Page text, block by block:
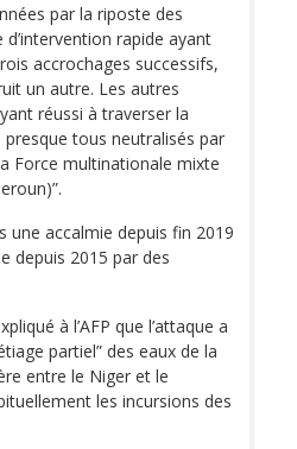
par la riposte des
rapide ayant
accrochages successifs,
un autre. Les autres
réussi à traverser la
tous neutralisés par
Force multinationale mixte
une accalmie depuis fin 2019
depuis 2015 par des
à l’AFP que l’attaque a
partiel” des eaux de la
entre le Niger et le
les incursions des